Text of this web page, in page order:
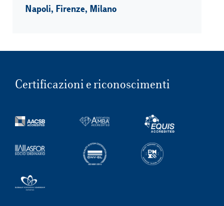
Napoli, Firenze, Milano
Certificazioni e riconoscimenti